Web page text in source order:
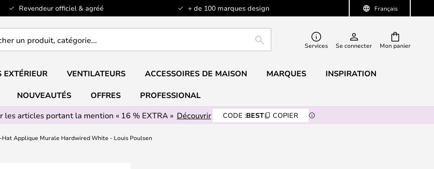
Français
Revendeur officiel & agréé + de 100 marques design
Mon panier
RECHERCHERServices Se connecter
EXTÉRIEUR VENTILATEURS ACCESSOIRES DE MAISON MARQUES INSPIRATION
NOUVEAUTÉS OFFRES
PROFESSIONAL
les articles portant la mention « 16 % EXTRA » Découvrir CODE :BEST COPIER
Hat Applique Murale Hardwired White - Louis Poulsen